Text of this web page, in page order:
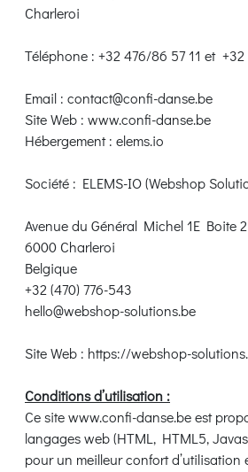
Charleroi
Téléphone : +32 476/86 57 11 et
Email : contact@confi-danse.be
Site Web : www.confi-danse.be
Hébergement : elems.io
Société : ELEMS-IO (Webshop
Avenue du Général Michel 1E Boite 2
6000 Charleroi
Belgique
+32 (470) 776-543
hello@webshop-solutions.be
Site Web : https://webshop-
Conditions d’utilisation :
Ce site www.confi-danse.be est
langages web (HTML, HTML5,
pour un meilleur confort d’utilisation